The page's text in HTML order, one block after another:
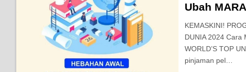
Ubah
KEMASKINI!
DUNIA 2024 Cara
WORLD’S TOP
pinjaman pel…